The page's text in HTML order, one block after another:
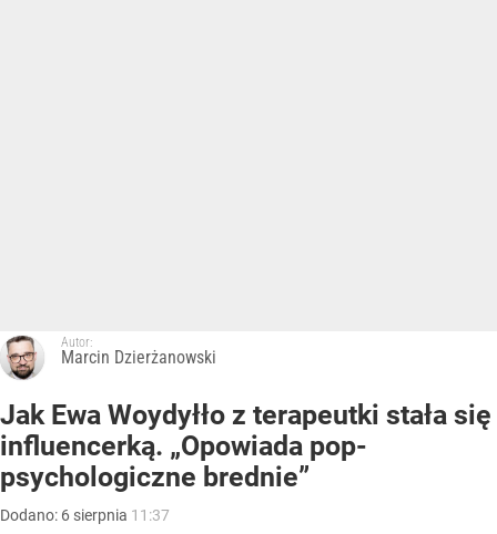
Autor:
Marcin Dzierżanowski
Jak Ewa Woydyłło z terapeutki stała się
influencerką. „Opowiada pop-
psychologiczne brednie”
Dodano: 6 sierpnia 11:37